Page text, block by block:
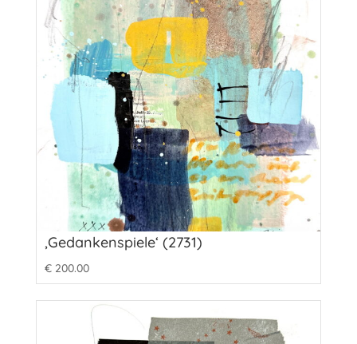
‚Gedankenspiele‘ (2731)
€200.00